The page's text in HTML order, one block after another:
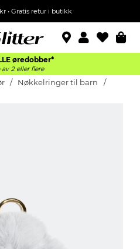
• Gratis retur i butikk
øredobber*
av 2 eller flere
Nøkkelringer til barn